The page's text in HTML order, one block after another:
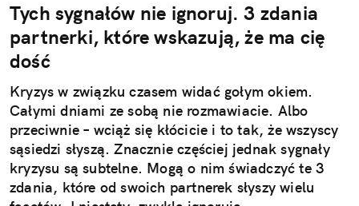
Tych sygnałów nie ignoruj. 3 zdania
partnerki, które wskazują, że ma cię
dość
Kryzys w związku czasem widać gołym okiem.
Całymi dniami ze sobą nie rozmawiacie. Albo
przeciwnie – wciąż się kłócicie i to tak, że wszyscy
sąsiedzi słyszą. Znacznie częściej jednak sygnały
kryzysu są subtelne. Mogą o nim świadczyć te 3
zdania, które od swoich partnerek słyszy wielu